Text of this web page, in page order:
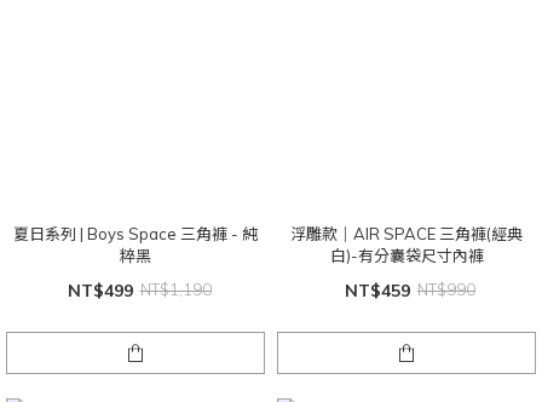
夏日系列 | Boys Space 三角褲 - 純
粹黑
NT$499 NT$1,190
浮雕款｜AIR SPACE 三角褲(經典
白)-有分囊袋尺寸內褲
NT$459 NT$990